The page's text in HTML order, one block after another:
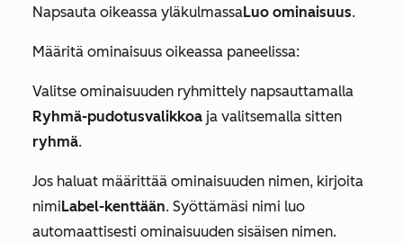
Napsauta oikeassa yläkulmassaLuo ominaisuus.
Määritä ominaisuus oikeassa paneelissa:
Valitse ominaisuuden ryhmittely napsauttamalla
Ryhmä-pudotusvalikkoa ja valitsemalla sitten
ryhmä.
Jos haluat määrittää ominaisuuden nimen, kirjoita
nimi Label-kenttään. Syöttämäsi nimi luo
automaattisesti ominaisuuden sisäisen nimen.